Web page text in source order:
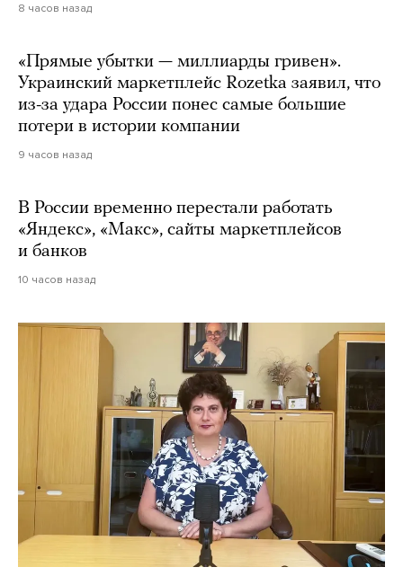
8 часов назад
«Прямые убытки — миллиарды гривен».
Украинский маркетплейс Rozetka заявил, что
из-за удара России понес самые большие
потери в истории компании
9 часов назад
В России временно перестали работать
«Яндекс», «Макс», сайты маркетплейсов
и банков
10 часов назад